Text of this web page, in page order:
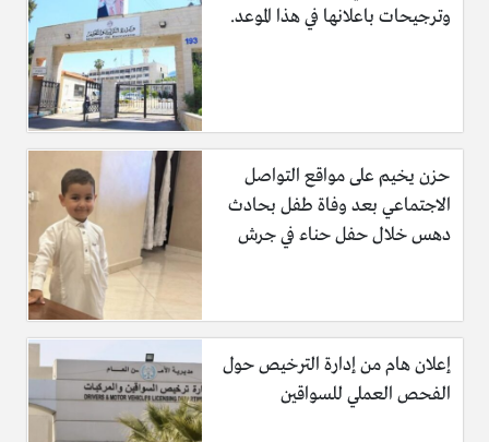
وترجيحات باعلانها في هذا الموعد.
حزن يخيم على مواقع التواصل
الاجتماعي بعد وفاة طفل بحادث
دهس خلال حفل حناء في جرش
إعلان هام من إدارة الترخيص حول
الفحص العملي للسواقين